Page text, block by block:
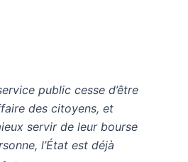
public cesse d’être
des citoyens, et
servir de leur bourse
l’État est déjà